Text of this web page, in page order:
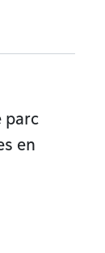
parc
en